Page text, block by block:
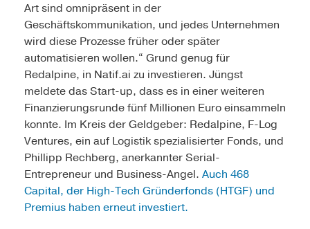
Art sind omnipräsent in der
Geschäftskommunikation, und jedes Unternehmen
wird diese Prozesse früher oder später
automatisieren wollen.“ Grund genug für
Redalpine, in Natif.ai zu investieren. Jüngst
meldete das Start-up, dass es in einer weiteren
Finanzierungsrunde fünf Millionen Euro einsammeln
konnte. Im Kreis der Geldgeber: Redalpine, F-Log
Ventures, ein auf Logistik spezialisierter Fonds, und
Phillipp Rechberg, anerkannter Serial-
Entrepreneur und Business-Angel. Auch 468
Capital, der High-Tech Gründerfonds (HTGF) und
Premius haben erneut investiert.